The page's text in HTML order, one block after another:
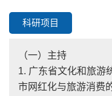
科研项目
（一）主持
1. 广东省文化和旅游
市网红化与旅游消费